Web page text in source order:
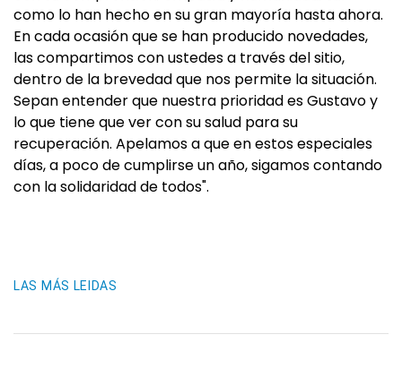
como lo han hecho en su gran mayoría hasta ahora.
En cada ocasión que se han producido novedades,
las compartimos con ustedes a través del sitio,
dentro de la brevedad que nos permite la situación.
Sepan entender que nuestra prioridad es Gustavo y
lo que tiene que ver con su salud para su
recuperación. Apelamos a que en estos especiales
días, a poco de cumplirse un año, sigamos contando
con la solidaridad de todos".
LAS MÁS LEIDAS